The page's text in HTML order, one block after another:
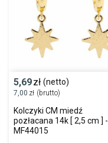
5,69zł (netto)
7,00 zł (brutto)
Kolczyki CM miedź
pozłacana 14k [ 2,5 cm ] -
MF44015